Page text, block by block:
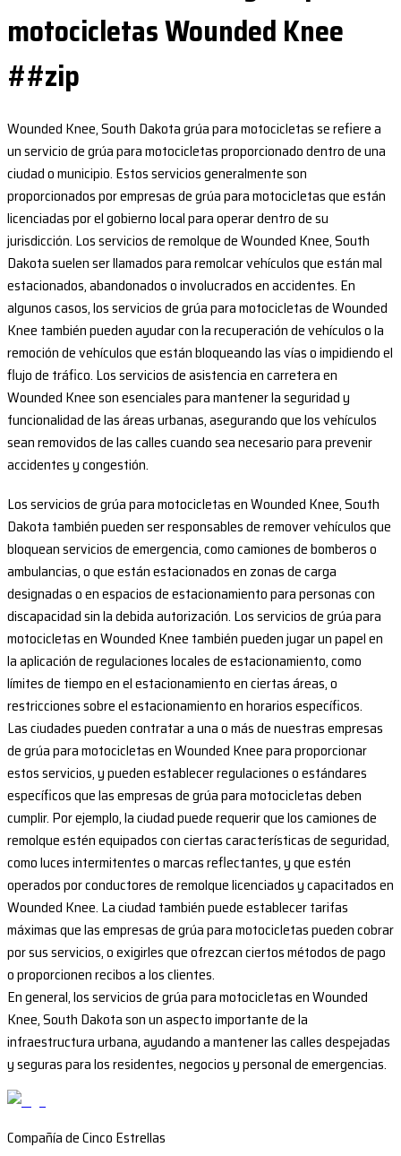
motocicletas Wounded Knee
##zip
Wounded Knee, South Dakota grúa para motocicletas se refiere a
un servicio de grúa para motocicletas proporcionado dentro de una
ciudad o municipio. Estos servicios generalmente son
proporcionados por empresas de grúa para motocicletas que están
licenciadas por el gobierno local para operar dentro de su
jurisdicción. Los servicios de remolque de Wounded Knee, South
Dakota suelen ser llamados para remolcar vehículos que están mal
estacionados, abandonados o involucrados en accidentes. En
algunos casos, los servicios de grúa para motocicletas de Wounded
Knee también pueden ayudar con la recuperación de vehículos o la
remoción de vehículos que están bloqueando las vías o impidiendo el
flujo de tráfico. Los servicios de asistencia en carretera en
Wounded Knee son esenciales para mantener la seguridad y
funcionalidad de las áreas urbanas, asegurando que los vehículos
sean removidos de las calles cuando sea necesario para prevenir
accidentes y congestión.
Los servicios de grúa para motocicletas en Wounded Knee, South
Dakota también pueden ser responsables de remover vehículos que
bloquean servicios de emergencia, como camiones de bomberos o
ambulancias, o que están estacionados en zonas de carga
designadas o en espacios de estacionamiento para personas con
discapacidad sin la debida autorización. Los servicios de grúa para
motocicletas en Wounded Knee también pueden jugar un papel en
la aplicación de regulaciones locales de estacionamiento, como
límites de tiempo en el estacionamiento en ciertas áreas, o
restricciones sobre el estacionamiento en horarios específicos.
Las ciudades pueden contratar a una o más de nuestras empresas
de grúa para motocicletas en Wounded Knee para proporcionar
estos servicios, y pueden establecer regulaciones o estándares
específicos que las empresas de grúa para motocicletas deben
cumplir. Por ejemplo, la ciudad puede requerir que los camiones de
remolque estén equipados con ciertas características de seguridad,
como luces intermitentes o marcas reflectantes, y que estén
operados por conductores de remolque licenciados y capacitados en
Wounded Knee. La ciudad también puede establecer tarifas
máximas que las empresas de grúa para motocicletas pueden cobrar
por sus servicios, o exigirles que ofrezcan ciertos métodos de pago
o proporcionen recibos a los clientes.
En general, los servicios de grúa para motocicletas en Wounded
Knee, South Dakota son un aspecto importante de la
infraestructura urbana, ayudando a mantener las calles despejadas
y seguras para los residentes, negocios y personal de emergencias.
Compañía de Cinco Estrellas